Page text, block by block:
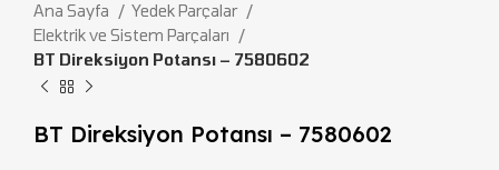
Ana Sayfa
Yedek Parçalar
Elektrik ve Sistem Parçaları
BT Direksiyon Potansı – 7580602
BT Direksiyon Potansı – 7580602